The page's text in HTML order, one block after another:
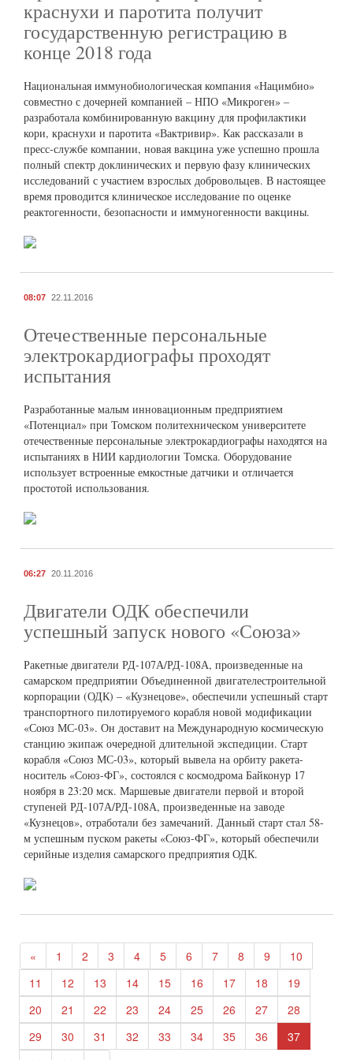
краснухи и паротита получит
государственную регистрацию в
конце 2018 года
Национальная иммунобиологическая компания «Нацимбио»
совместно с дочерней компанией – НПО «Микроген» –
разработала комбинированную вакцину для профилактики
кори, краснухи и паротита «Вактривир». Как рассказали в
пресс-службе компании, новая вакцина уже успешно прошла
полный спектр доклинических и первую фазу клинических
исследований с участием взрослых добровольцев. В настоящее
время проводится клиническое исследование по оценке
реактогенности, безопасности и иммуногенности вакцины.
08:07 22.11.2016
Отечественные персональные
электрокардиографы проходят
испытания
Разработанные малым инновационным предприятием
«Потенциал» при Томском политехническом университете
отечественные персональные электрокардиографы находятся на
испытаниях в НИИ кардиологии Томска. Оборудование
использует встроенные емкостные датчики и отличается
простотой использования.
06:27 20.11.2016
Двигатели ОДК обеспечили
успешный запуск нового «Союза»
Ракетные двигатели РД-107А/РД-108А, произведенные на
самарском предприятии Объединенной двигателестроительной
корпорации (ОДК) – «Кузнецове», обеспечили успешный старт
транспортного пилотируемого корабля новой модификации
«Союз МС-03». Он доставит на Международную космическую
станцию экипаж очередной длительной экспедиции. Старт
корабля «Союз МС-03», который вывела на орбиту ракета-
носитель «Союз-ФГ», состоялся с космодрома Байконур 17
ноября в 23:20 мск. Маршевые двигатели первой и второй
ступеней РД-107А/РД-108А, произведенные на заводе
«Кузнецов», отработали без замечаний. Данный старт стал 58-
м успешным пуском ракеты «Союз-ФГ», который обеспечили
серийные изделия самарского предприятия ОДК.
« 1 2 3 4 5 6 7 8 9
10
11
12 13 14 15 16 17 18
19
20
21 22 23 24 25 26 27
28
29
30 31 32 33 34 35 36
37